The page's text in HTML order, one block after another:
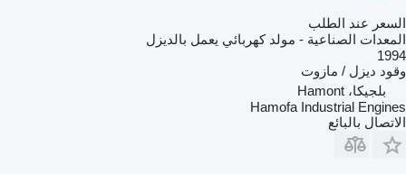
السعر عند الطلب
المعدات الصناعية - مولد كهربائي يعمل بالديزل
1994
وقود ديزل / مازوت
بلجيكا، Hamont
Hamofa Industrial Engines
الاتصال بالبائع